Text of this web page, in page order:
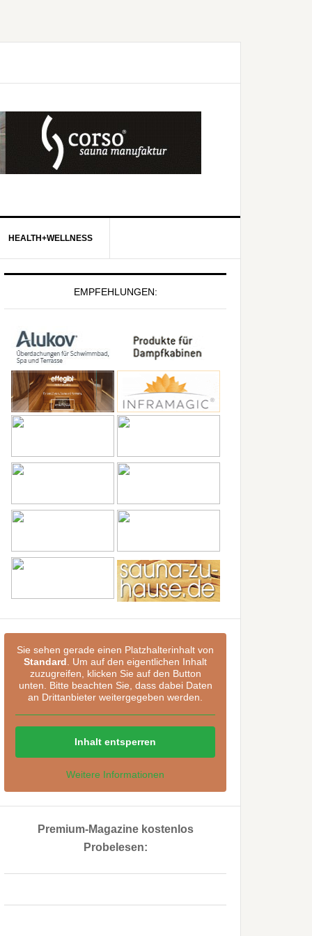
HEALTH+WELLNESS
EMPFEHLUNGEN:
Sie sehen gerade einen Platzhalterinhalt von
Standard . Um auf den eigentlichen Inhalt
zuzugreifen, klicken Sie auf den Button
unten. Bitte beachten Sie, dass dabei Daten
an Drittanbieter weitergegeben werden.
Inhalt entsperren
Weitere Informationen
Premium-Magazine kostenlos
Probelesen: